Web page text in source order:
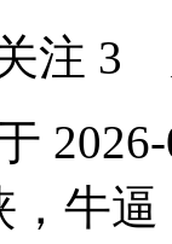
注 3
，牛逼